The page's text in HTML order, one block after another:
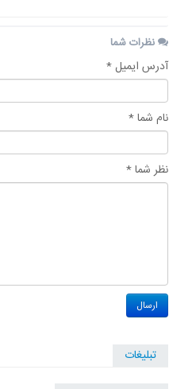
نظرات شما
آدرس ایمیل *
نام شما *
نظر شما *
تبلیغات